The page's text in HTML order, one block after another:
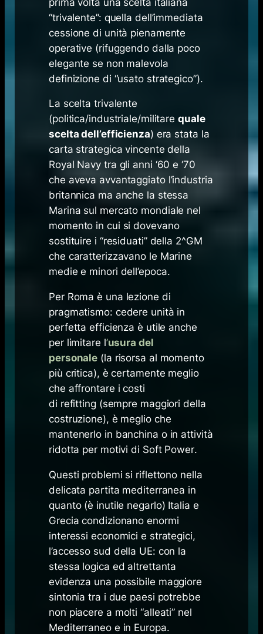
“trivalente”: quella dell’immediata
cessione di unità pienamente
operative (rifuggendo dalla poco
elegante se non malevola
definizione di “usato strategico”).
La scelta trivalente
(politica/industriale/militare quale
scelta dell’efficienza) era stata la
carta strategica vincente della
Royal Navy tra gli anni ‘60 e ‘70
che aveva avvantaggiato l’industria
britannica ma anche la stessa
Marina sul mercato mondiale nel
momento in cui si dovevano
sostituire i “residuati” della 2^GM
che caratterizzavano le Marine
medie e minori dell’epoca.
Per Roma è una lezione di
pragmatismo: cedere unità in
perfetta efficienza è utile anche
per limitare l’usura del
personale (la risorsa al momento
più critica), è certamente meglio
che affrontare i costi
di refitting (sempre maggiori della
costruzione), è meglio che
mantenerlo in banchina o in attività
ridotta per motivi di Soft Power.
Questi problemi si riflettono nella
delicata partita mediterranea in
quanto (è inutile negarlo) Italia e
Grecia condizionano enormi
interessi economici e strategici,
l’accesso sud della UE: con la
stessa logica ed altrettanta
evidenza una possibile maggiore
sintonia tra i due paesi potrebbe
non piacere a molti “alleati” nel
Mediterraneo e in Europa.